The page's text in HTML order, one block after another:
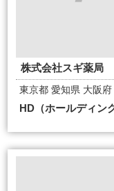
株式会社スギ薬局
東京都 愛知県 大阪府
HD（ホールディン